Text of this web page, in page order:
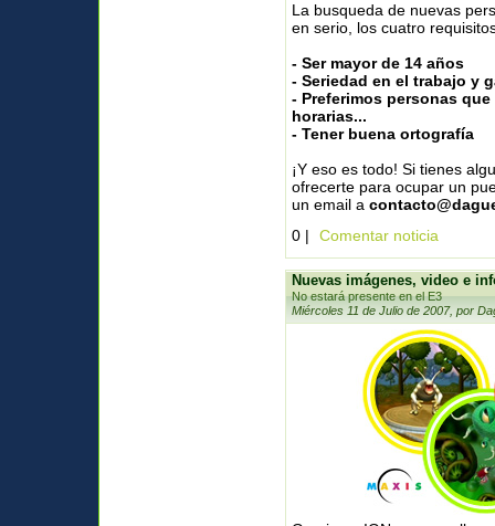
La busqueda de nuevas
en serio, los cuatro
- Ser mayor de 14 años
- Seriedad en el trabajo y
- Preferimos personas
horarias...
- Tener buena ortografía
¡Y eso es todo! Si tienes
ofrecerte para ocupar un
un email a
0 |
Comentar noticia
Nuevas imágenes, video e
No estará presente en el E3
Miércoles 11 de Julio de 2007, por